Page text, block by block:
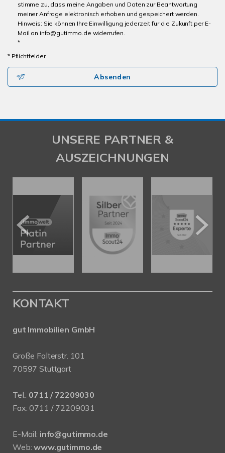
stimme zu, dass meine Angaben und Daten zur Beantwortung
meiner Anfrage elektronisch erhoben und gespeichert werden.
Hinweis: Sie können Ihre Einwilligung jederzeit für die Zukunft per E-
Mail an info@gutimmo.de widerrufen.
*
* Pflichtfelder
Absenden
UNSERE PARTNER &
AUSZEICHNUNGEN
KONTAKT
gut Immobilien GmbH
Große Falterstr. 101
70597 Stuttgart
Tel.: 0711 / 72209030
Fax: 0711 / 72209031
E-Mail: info@gutimmo.de
Web:www.gutimmo.de